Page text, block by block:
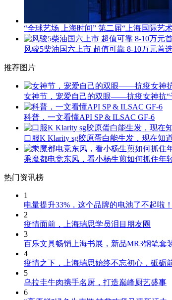
“全球艺场 上海时间” 第二届“上海国际艺
风骏5柴油国六上市 超值可靠 8-10万元首
推荐图片
女神节，宠爱自己的双眼——抗疫女神抗“
科普，一文看懂API SP & ILSAC GF-6
口服K Klarity sg胶原蛋白能生发，现在知
乘魔都电竞东风，看小杨生煎如何抓住年
热门资讯榜
1
电量提升33%，这个品牌的电池了不起啦！
2
疫情面前，上海瑞思学员泪目朋友圈
3
百乐文具畅销上海书展，新品MR3钢笔套
4
疫情之下，上海瑞思始终不忘初心，砥砺
5
乌拉圭牛肉携手名厨，打造巅峰厨艺盛事
6